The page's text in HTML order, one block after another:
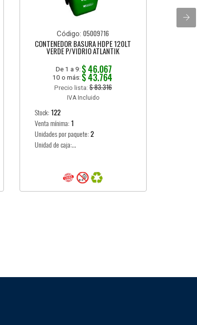
Código:05009716
CONTENEDOR BASURA HDPE 120LT
VERDE P/VIDRIO ATLANTIK
De 1 a 9: $ 46.067
10 o más: $ 43.764
Precio lista:$ 83.316
IVA Incluido
Stock: 122
Venta mínima: 1
Unidades por paquete: 2
Unidad de caja:...